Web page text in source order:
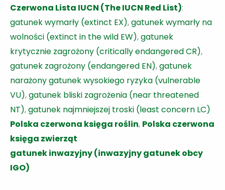
Czerwona Lista IUCN (The IUCN Red List):
gatunek wymarły (extinct EX),gatunek wymarły na
wolności (extinct in the wild EW),gatunek
krytycznie zagrożony (critically endangered CR),
gatunek zagrożony (endangered EN),gatunek
narażony gatunek wysokiego ryzyka (vulnerable
VU),gatunek bliski zagrożenia (near threatened
NT),gatunek najmniejszej troski (least concern LC)
Polska czerwona księga roślin, Polska czerwona
księga zwierząt
gatunek inwazyjny (inwazyjny gatunek obcy
IGO)